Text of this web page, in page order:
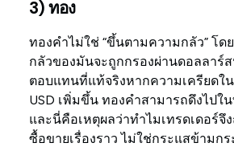
3) ทอง
ทองคำไม่ใช่ “ขึ้นตามความกลัว” โด
กลัวของมันจะถูกกรองผ่านดอลลาร์
ตอบแทนที่แท้จริงหากความเครียดใ
USD เพิ่มขึ้น ทองคำสามารถดึงไปใ
และนี่คือเหตุผลว่าทำไมเทรดเดอร์จึ
ซื้อขายเรื่องราว ไม่ใช่กระแสข้ามก